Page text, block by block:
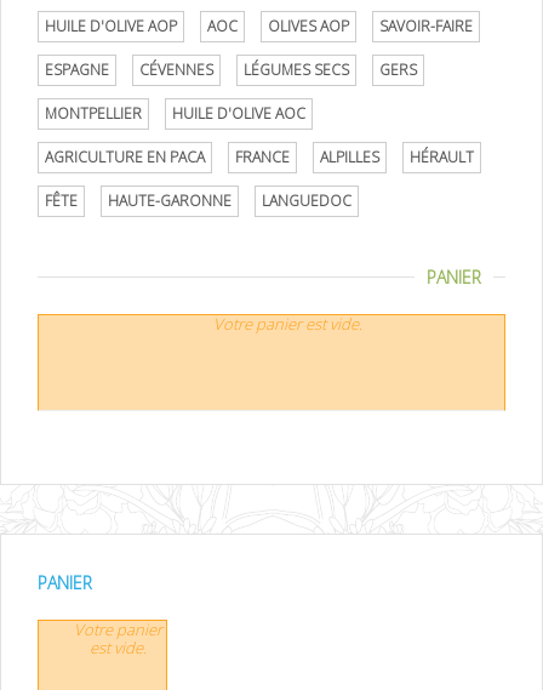
HUILE D'OLIVE AOP AOC OLIVES AOP SAVOIR-FAIRE
ESPAGNE CÉVENNES LÉGUMES SECS GERS
MONTPELLIER HUILE D'OLIVE AOC
AGRICULTURE EN PACA FRANCE ALPILLES HÉRAULT
FÊTE HAUTE-GARONNE LANGUEDOC
PANIER
Votre panier est vide.
PANIER
Votre panier
est vide.